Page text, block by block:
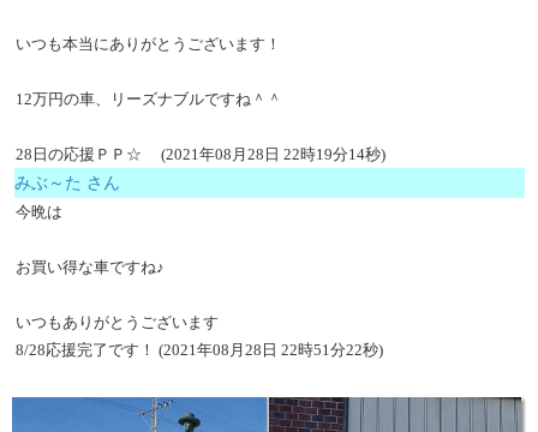
いつも本当にありがとうございます！
12万円の車、リーズナブルですね＾＾
28日の応援ＰＰ☆ (2021年08月28日 22時19分14秒)
みぶ～た さん
今晩は
お買い得な車ですね♪
いつもありがとうございます
8/28応援完了です！ (2021年08月28日 22時51分22秒)